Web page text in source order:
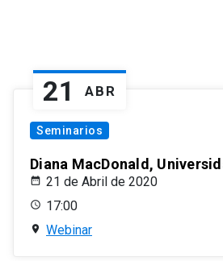
21 ABR
Seminarios
Diana MacDonald,
21 de Abril de 2020
17:00
Webinar